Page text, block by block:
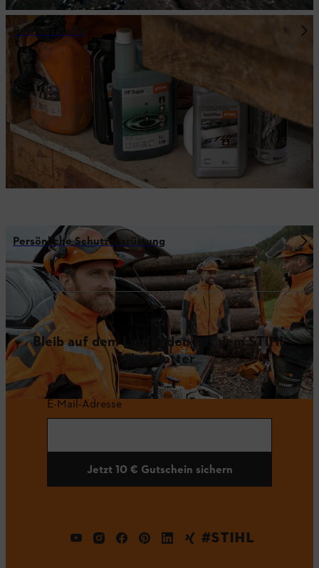
Betriebsstoffe
Persönliche Schutzausrüstung
Bleib auf dem Laufenden mit dem STIHL
Newsletter
E-Mail-Adresse
Jetzt 10 € Gutschein sichern
#STIHL